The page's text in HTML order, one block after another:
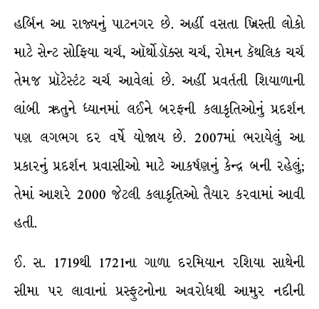
હર્બિન આ રાજ્યનું પાટનગર છે. અહીં વસતા ખ્રિસ્તી લોકો
માટે સેન્ટ સોફિયા ચર્ચ, ઑર્થોડૉક્સ ચર્ચ, રોમન કૅથલિક ચર્ચ
તેમજ પ્રૉટેસ્ટંટ ચર્ચ આવેલાં છે. અહીં પ્રવર્તતી શિયાળાની
લાંબી ઋતુને ધ્યાનમાં લઈને બરફની કલાકૃતિઓનું પ્રદર્શન
પણ લગભગ દર વર્ષે યોજાય છે. 2007માં ભરાયેલું આ
પ્રકારનું પ્રદર્શન પ્રવાસીઓ માટે આકર્ષણનું કેન્દ્ર બની રહેલું;
તેમાં આશરે 2000 જેટલી કલાકૃતિઓ તૈયાર કરવામાં આવી
હતી.
ઈ. સ. 1719થી 1721ના ગાળા દરમિયાન રશિયા સાથેની
સીમા પર લાવાનાં પ્રસ્ફુટનોના અવરોધથી આમુર નદીની